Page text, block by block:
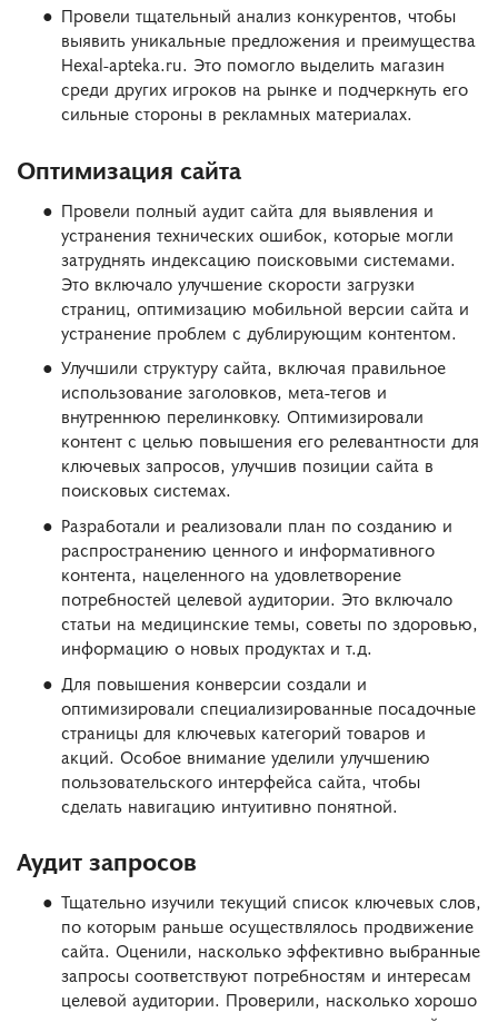
Провели тщательный анализ конкурентов, чтобы
выявить уникальные предложения и преимущества
Hexal-apteka.ru. Это помогло выделить магазин
среди других игроков на рынке и подчеркнуть его
сильные стороны в рекламных материалах.
Оптимизация сайта
Провели полный аудит сайта для выявления и
устранения технических ошибок, которые могли
затруднять индексацию поисковыми системами.
Это включало улучшение скорости загрузки
страниц, оптимизацию мобильной версии сайта и
устранение проблем с дублирующим контентом.
Улучшили структуру сайта, включая правильное
использование заголовков, мета-тегов и
внутреннюю перелинковку. Оптимизировали
контент с целью повышения его релевантности для
ключевых запросов, улучшив позиции сайта в
поисковых системах.
Разработали и реализовали план по созданию и
распространению ценного и информативного
контента, нацеленного на удовлетворение
потребностей целевой аудитории. Это включало
статьи на медицинские темы, советы по здоровью,
информацию о новых продуктах и т.д.
Для повышения конверсии создали и
оптимизировали специализированные посадочные
страницы для ключевых категорий товаров и
акций. Особое внимание уделили улучшению
пользовательского интерфейса сайта, чтобы
сделать навигацию интуитивно понятной.
Аудит запросов
Тщательно изучили текущий список ключевых слов,
по которым раньше осуществлялось продвижение
сайта. Оценили, насколько эффективно выбранные
запросы соответствуют потребностям и интересам
целевой аудитории. Проверили, насколько хорошо